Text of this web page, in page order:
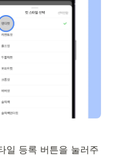
일 등록 버튼을 눌러주